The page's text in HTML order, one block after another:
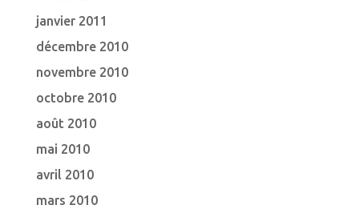
janvier 2011
décembre 2010
novembre 2010
octobre 2010
août 2010
mai 2010
avril 2010
mars 2010